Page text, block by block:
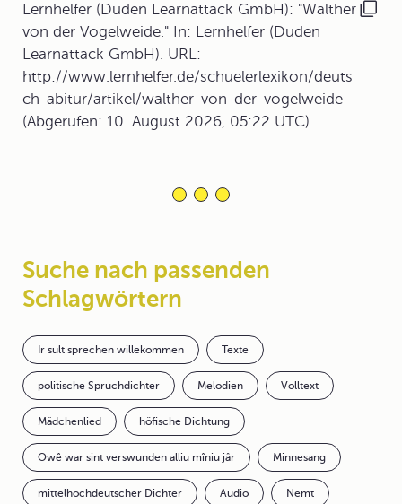
Lernhelfer (Duden Learnattack GmbH): "Walther
von der Vogelweide." In: Lernhelfer (Duden
Learnattack GmbH). URL:
http://www.lernhelfer.de/schuelerlexikon/deuts
ch-abitur/artikel/walther-von-der-vogelweide
(Abgerufen: 10. August 2026, 05:22 UTC)
Suche nach passenden
Schlagwörtern
Ir sult sprechen willekommen Texte
politische Spruchdichter Melodien Volltext
Mädchenlied höfische Dichtung
Owê war sint verswunden alliu mîniu jâr Minnesang
mittelhochdeutscher Dichter Audio Nemt